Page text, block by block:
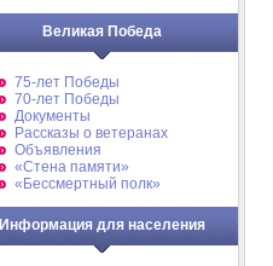
Великая Победа
75-лет Победы
70-лет Победы
Документы
Рассказы о ветеранах
Объявления
«Стена памяти»
«Бессмертный полк»
Информация для населения